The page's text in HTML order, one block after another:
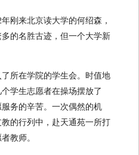
刚来北京读大学的何绍森，
的名胜古迹，但一个大学新
所在学院的学生会。时值地
学生志愿者在操场摆放了
务的辛苦。一次偶然的机
的行列中，赴天通苑一所打
教师。